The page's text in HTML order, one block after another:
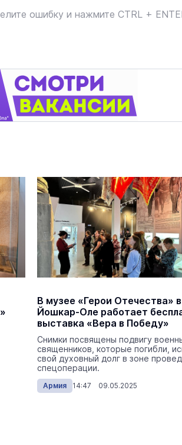
ошибку и нажмите CTRL +
В музее «Герои Отечества» в
Йошкар-Оле работает
выставка «Вера в Победу»
Снимки посвящены подвигу
священников, которые погибли,
свой духовный долг в зоне
спецоперации.
Армия 14:47 09.05.2025